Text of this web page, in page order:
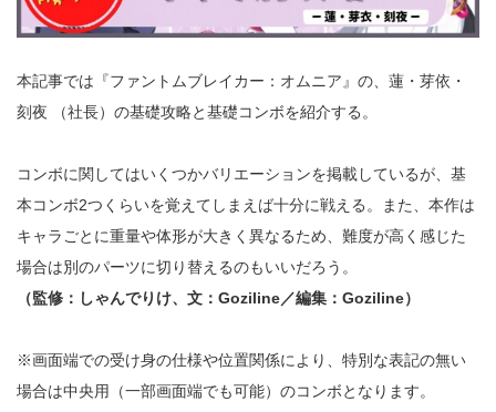
本記事では『ファントムブレイカー：オムニア』の、蓮・芽依・
刻夜 （社長）の基礎攻略と基礎コンボを紹介する。
コンボに関してはいくつかバリエーションを掲載しているが、基
本コンボ2つくらいを覚えてしまえば十分に戦える。また、本作は
キャラごとに重量や体形が大きく異なるため、難度が高く感じた
場合は別のパーツに切り替えるのもいいだろう。
（監修：しゃんでりけ、文：Goziline／編集：Goziline）
※画面端での受け身の仕様や位置関係により、特別な表記の無い
場合は中央用（一部画面端でも可能）のコンボとなります。